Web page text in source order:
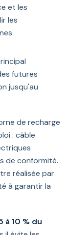
et les
les
futures
jusqu'au
de recharge
: câble
de conformité.
réalisée par
à garantir la
à 10 % du